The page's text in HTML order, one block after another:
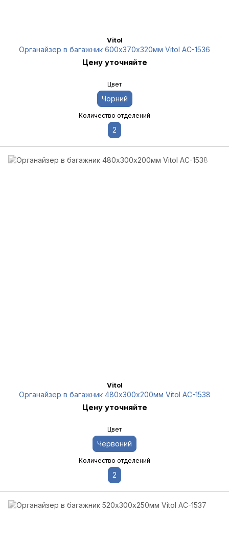
Vitol
Органайзер в багажник 600х370х320мм Vitol AC-1536
Цену уточняйте
Цвет
Чорний
Количество отделений
2
Vitol
Органайзер в багажник 480х300х200мм Vitol AC-1538
Цену уточняйте
Цвет
Червоний
Количество отделений
2